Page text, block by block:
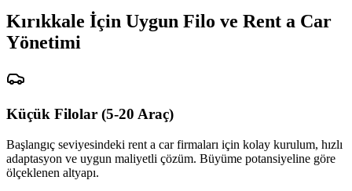
Kırıkkale İçin Uygun Filo ve Rent a Car
Yönetimi
Küçük Filolar (5-20 Araç)
Başlangıç seviyesindeki rent a car firmaları için kolay kurulum, hızlı
adaptasyon ve uygun maliyetli çözüm. Büyüme potansiyeline göre
ölçeklenen altyapı.